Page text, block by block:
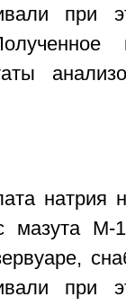
при
натрия
М-
при